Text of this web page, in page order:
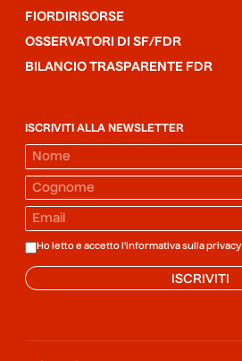
FIORDIRISORSE
OSSERVATORI DI SF/FDR
BILANCIO TRASPARENTE FDR
ISCRIVITI ALLA NEWSLETTER
Ho letto e accetto l'informativa sulla privacy
ISCRIVITI